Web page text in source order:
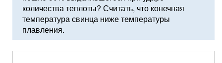
количества теплоты? Считать, что конечная
температура свинца ниже температуры
плавления.